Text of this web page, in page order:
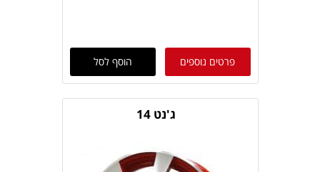
פרטים נוספים הוסף לסל
ג'נט 14